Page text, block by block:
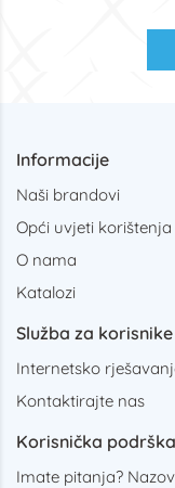
Informacije
Naši brandovi
Opći uvjeti korištenja
O nama
Katalozi
Služba za korisnike
Internetsko
Kontaktirajte nas
Korisnička podrška
Imate pitanja?